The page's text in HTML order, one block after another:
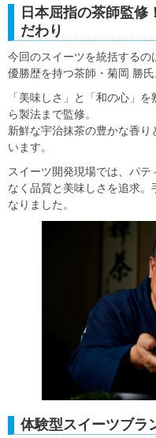
日本屈指の茶師監修
だわり
今回のスイーツを統括する
優勝歴を持つ茶師・菊岡 勝氏
「美味しさ」と「和の心」
ら製法まで監修。
新鮮な宇治抹茶の豊かな香
います。
スイーツ開発現場では、パ
なく品質と美味しさを追求。
なりました。
体験型スイーツブラ